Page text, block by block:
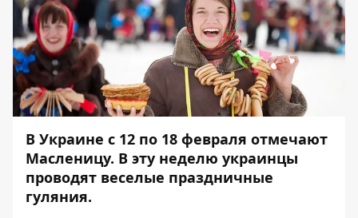
В Украине с 12 по 18 февраля отмечают
Масленицу. В эту неделю украинцы
проводят веселые праздничные
гуляния.